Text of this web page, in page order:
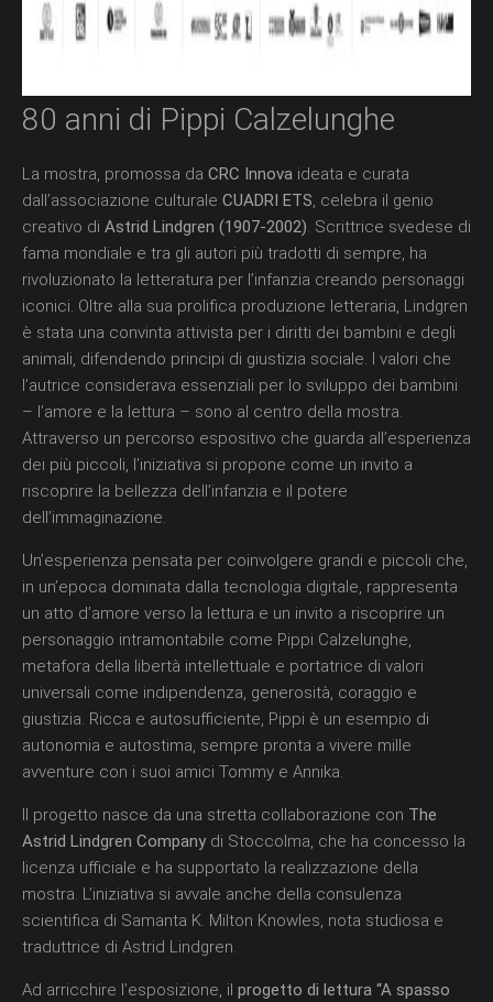
80 anni di Pippi Calzelunghe
La mostra, promossa da CRC Innova ideata e curata
dall’associazione culturale CUADRI ETS, celebra il genio
creativo di Astrid Lindgren (1907-2002). Scrittrice svedese di
fama mondiale e tra gli autori più tradotti di sempre, ha
rivoluzionato la letteratura per l’infanzia creando personaggi
iconici. Oltre alla sua prolifica produzione letteraria, Lindgren
è stata una convinta attivista per i diritti dei bambini e degli
animali, difendendo principi di giustizia sociale. I valori che
l’autrice considerava essenziali per lo sviluppo dei bambini
– l’amore e la lettura – sono al centro della mostra.
Attraverso un percorso espositivo che guarda all’esperienza
dei più piccoli, l’iniziativa si propone come un invito a
riscoprire la bellezza dell’infanzia e il potere
dell’immaginazione.
Un’esperienza pensata per coinvolgere grandi e piccoli che,
in un’epoca dominata dalla tecnologia digitale, rappresenta
un atto d’amore verso la lettura e un invito a riscoprire un
personaggio intramontabile come Pippi Calzelunghe,
metafora della libertà intellettuale e portatrice di valori
universali come indipendenza, generosità, coraggio e
giustizia. Ricca e autosufficiente, Pippi è un esempio di
autonomia e autostima, sempre pronta a vivere mille
avventure con i suoi amici Tommy e Annika.
Il progetto nasce da una stretta collaborazione con The
Astrid Lindgren Company di Stoccolma, che ha concesso la
licenza ufficiale e ha supportato la realizzazione della
mostra. L’iniziativa si avvale anche della consulenza
scientifica di Samanta K. Milton Knowles, nota studiosa e
traduttrice di Astrid Lindgren.
Ad arricchire l’esposizione, il progetto di lettura “A spasso